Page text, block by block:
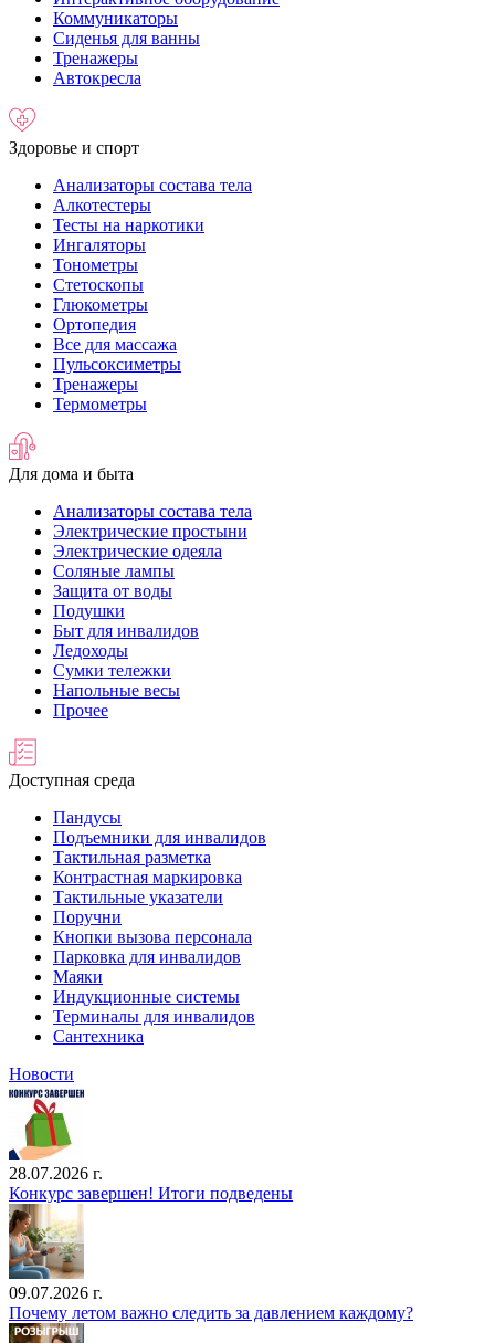
Коммуникаторы
Сиденья для ванны
Тренажеры
Автокресла
Здоровье и спорт
Анализаторы состава тела
Алкотестеры
Тесты на наркотики
Ингаляторы
Тонометры
Стетоскопы
Глюкометры
Ортопедия
Все для массажа
Пульсоксиметры
Тренажеры
Термометры
Для дома и быта
Анализаторы состава тела
Электрические простыни
Электрические одеяла
Соляные лампы
Защита от воды
Подушки
Быт для инвалидов
Ледоходы
Сумки тележки
Напольные весы
Прочее
Доступная среда
Пандусы
Подъемники для инвалидов
Тактильная разметка
Контрастная маркировка
Тактильные указатели
Поручни
Кнопки вызова персонала
Парковка для инвалидов
Маяки
Индукционные системы
Терминалы для инвалидов
Сантехника
Новости
28.07.2026 г.
Конкурс завершен! Итоги подведены
09.07.2026 г.
Почему летом важно следить за давлением каждому?